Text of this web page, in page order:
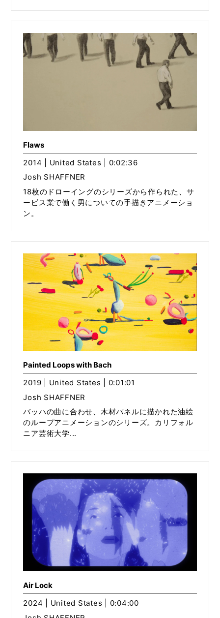
Flaws
2014 | United States | 0:02:36
Josh SHAFFNER
18枚のドローイングのシリーズから作られた、サ
ービス業で働く男についての手描きアニメーショ
ン。
Painted Loops with Bach
2019 | United States | 0:01:01
Josh SHAFFNER
バッハの曲に合わせ、木材パネルに描かれた油絵
のループアニメーションのシリーズ。カリフォル
ニア芸術大学...
Air Lock
2024 | United States | 0:04:00